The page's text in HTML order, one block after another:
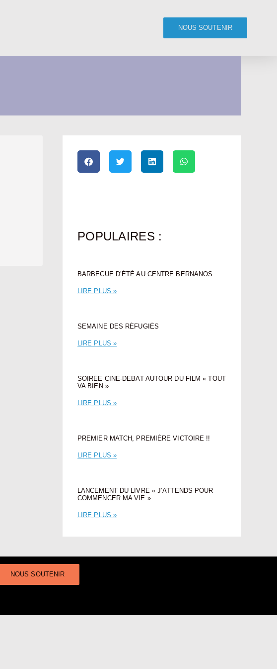
NOUS SOUTENIR
POPULAIRES :
BARBECUE D’ÉTÉ AU CENTRE BERNANOS
LIRE PLUS »
SEMAINE DES RÉFUGIÉS
LIRE PLUS »
SOIRÉE CINÉ-DÉBAT AUTOUR DU FILM « TOUT
VA BIEN »
LIRE PLUS »
PREMIER MATCH, PREMIÈRE VICTOIRE !!
LIRE PLUS »
LANCEMENT DU LIVRE « J’ATTENDS POUR
COMMENCER MA VIE »
LIRE PLUS »
NOUS SOUTENIR